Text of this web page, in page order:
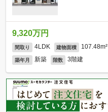
9,320万円
間取り 4LDK 建物面積 107.48m²
築年月 新築 階数 3階建